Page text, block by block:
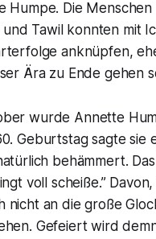
Humpe. Die Menschen
Tawil konnten mit
anknüpfen,
Ära zu Ende gehen
wurde Annette
Geburtstag sagte sie
behämmert.
voll scheiße.”
nicht an die große
Gefeiert wird